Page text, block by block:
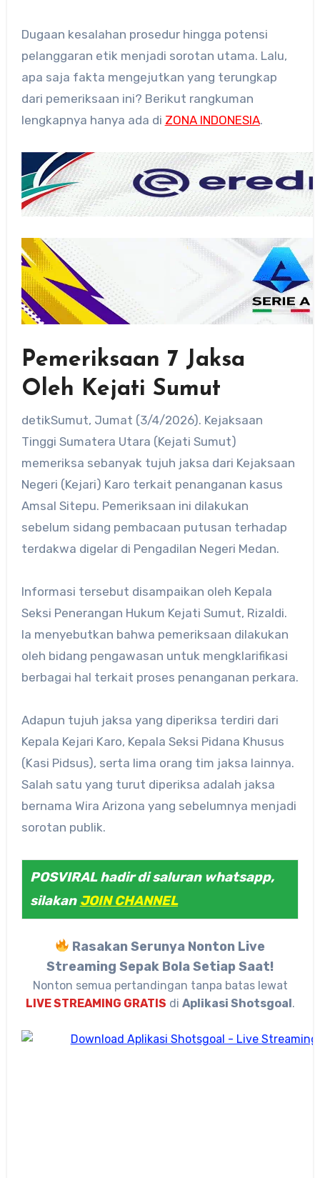
Dugaan kesalahan prosedur hingga potensi
pelanggaran etik menjadi sorotan utama. Lalu,
apa saja fakta mengejutkan yang terungkap
dari pemeriksaan ini? Berikut rangkuman
lengkapnya hanya ada di ZONA INDONESIA.
Pemeriksaan 7 Jaksa
Oleh Kejati Sumut
detikSumut, Jumat (3/4/2026). Kejaksaan
Tinggi Sumatera Utara (Kejati Sumut)
memeriksa sebanyak tujuh jaksa dari Kejaksaan
Negeri (Kejari) Karo terkait penanganan kasus
Amsal Sitepu. Pemeriksaan ini dilakukan
sebelum sidang pembacaan putusan terhadap
terdakwa digelar di Pengadilan Negeri Medan.
Informasi tersebut disampaikan oleh Kepala
Seksi Penerangan Hukum Kejati Sumut, Rizaldi.
Ia menyebutkan bahwa pemeriksaan dilakukan
oleh bidang pengawasan untuk mengklarifikasi
berbagai hal terkait proses penanganan perkara.
Adapun tujuh jaksa yang diperiksa terdiri dari
Kepala Kejari Karo, Kepala Seksi Pidana Khusus
(Kasi Pidsus), serta lima orang tim jaksa lainnya.
Salah satu yang turut diperiksa adalah jaksa
bernama Wira Arizona yang sebelumnya menjadi
sorotan publik.
POSVIRAL hadir di saluran whatsapp,
silakan JOIN CHANNEL
Rasakan Serunya Nonton Live
Streaming Sepak Bola Setiap Saat!
Nonton semua pertandingan tanpa batas lewat
LIVE STREAMING GRATIS di Aplikasi Shotsgoal.